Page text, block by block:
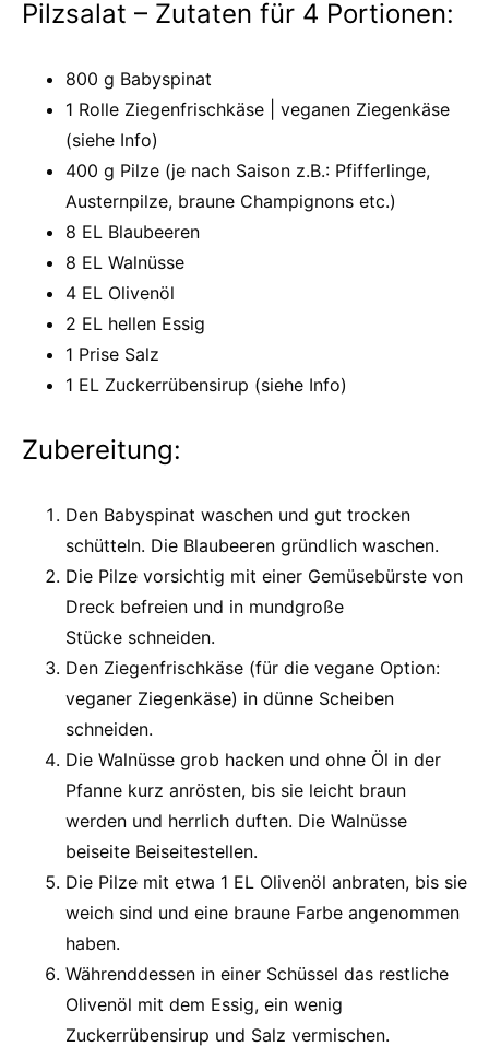
Pilzsalat – Zutaten für 4 Portionen:
800 g Babyspinat
1 Rolle Ziegenfrischkäse | veganen Ziegenkäse
(siehe Info)
400 g Pilze (je nach Saison z.B.: Pfifferlinge,
Austernpilze, braune Champignons etc.)
8 EL Blaubeeren
8 EL Walnüsse
4 EL Olivenöl
2 EL hellen Essig
1 Prise Salz
1 EL Zuckerrübensirup (siehe Info)
Zubereitung:
Den Babyspinat waschen und gut trocken
schütteln. Die Blaubeeren gründlich waschen.
Die Pilze vorsichtig mit einer Gemüsebürste von
Dreck befreien und in mundgroße
Stücke schneiden.
Den Ziegenfrischkäse (für die vegane Option:
veganer Ziegenkäse) in dünne Scheiben
schneiden.
Die Walnüsse grob hacken und ohne Öl in der
Pfanne kurz anrösten, bis sie leicht braun
werden und herrlich duften. Die Walnüsse
beiseite Beiseitestellen.
Die Pilze mit etwa 1 EL Olivenöl anbraten, bis sie
weich sind und eine braune Farbe angenommen
haben.
Währenddessen in einer Schüssel das restliche
Olivenöl mit dem Essig, ein wenig
Zuckerrübensirup und Salz vermischen.